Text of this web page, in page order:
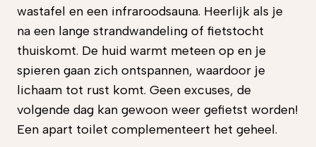
wastafel en een infraroodsauna. Heerlijk als je
na een lange strandwandeling of fietstocht
thuiskomt. De huid warmt meteen op en je
spieren gaan zich ontspannen, waardoor je
lichaam tot rust komt. Geen excuses, de
volgende dag kan gewoon weer gefietst worden!
Een apart toilet complementeert het geheel.